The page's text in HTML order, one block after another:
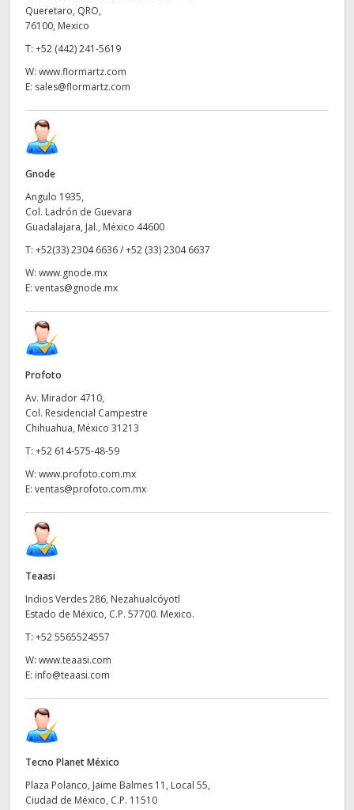
Poland
España
Chinese Taipei
United Kingdom
Queretaro, QRO,
76100, Mexico
T: +52 (442) 241-5619
W: www.flormartz.com
E: sales@flormartz.com
Gnode
Angulo 1935,
Col. Ladrón de Guevara
Guadalajara, Jal., México 44600
T: +52(33) 2304 6636 / +52 (33) 2304 6637
W: www.gnode.mx
E: ventas@gnode.mx
Profoto
Av. Mirador 4710,
Col. Residencial Campestre
Chihuahua, México 31213
T: +52 614-575-48-59
W: www.profoto.com.mx
E: ventas@profoto.com.mx
Teaasi
Indios Verdes 286, Nezahualcóyotl
Estado de México, C.P. 57700. Mexico.
T: +52 5565524557
W: www.teaasi.com
E: info@teaasi.com
Tecno Planet México
Plaza Polanco, Jaime Balmes 11, Local 55,
Ciudad de México, C.P. 11510